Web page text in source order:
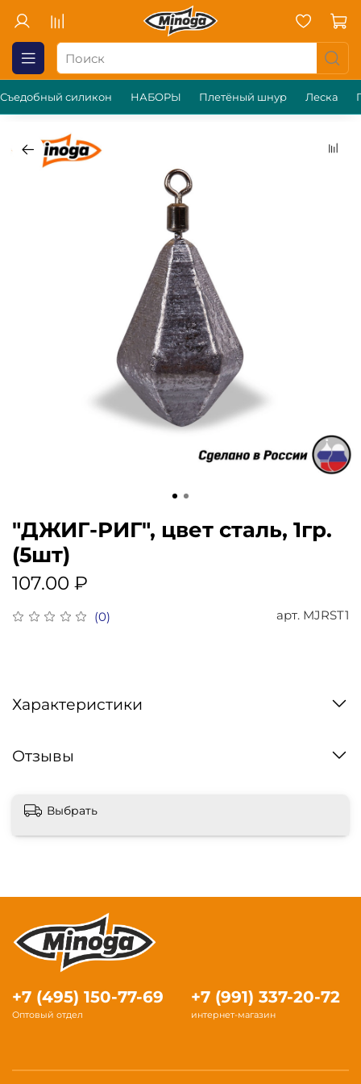
Съедобный силикон НАБОРЫ Плетёный шнур Леска
(0) арт. MJRST1
"ДЖИГ-РИГ", цвет сталь, 1гр.
(5шт)
107.00 ₽
Характеристики
Отзывы
Выбрать
+7 (495) 150-77-69
Оптовый отдел
+7 (991) 337-20-72
интернет-магазин